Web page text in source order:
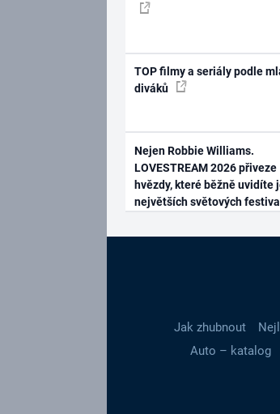
TOP filmy a seriály podle
diváků
Nejen Robbie Williams.
LOVESTREAM 2026 přiveze
hvězdy, které běžně uvidíte
největších světových
Jak zhubnout
Auto – katalog